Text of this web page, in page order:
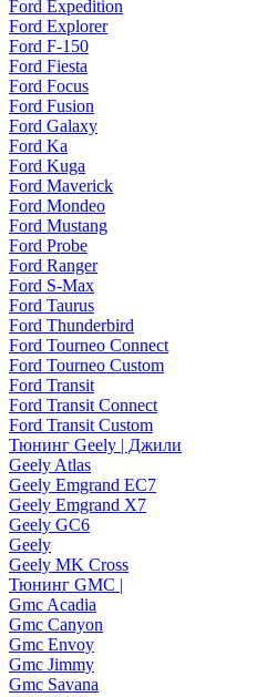
Ford Expedition
Ford Explorer
Ford F-150
Ford Fiesta
Ford Focus
Ford Fusion
Ford Galaxy
Ford Ka
Ford Kuga
Ford Maverick
Ford Mondeo
Ford Mustang
Ford Probe
Ford Ranger
Ford S-Max
Ford Taurus
Ford Thunderbird
Ford Tourneo Connect
Ford Tourneo Custom
Ford Transit
Ford Transit Connect
Ford Transit Custom
Тюнинг Geely | Джили
Geely Atlas
Geely Emgrand EC7
Geely Emgrand X7
Geely GC6
Geely
Geely MK Cross
Тюнинг GMC |
Gmc Acadia
Gmc Canyon
Gmc Envoy
Gmc Jimmy
Gmc Savana